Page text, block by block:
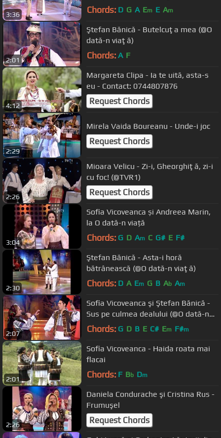
3:36
dată-n viaţă)
Chords: D G A Em E Am
2:01
Ştefan Bănică - Butelcuţa mea (@O
dată-n viaţă)
Chords: A F
4:12
Margareta Clipa - Ia te uită, asta-s
eu - Contact: 0744807876
Request Chords
2:29
Mirela Vaida Boureanu - Unde-i joc
Request Chords
2:26
Mioara Velicu - Zi-i, Gheorghiţă, zi-i
cu foc! (@TVR1)
Request Chords
3:04
Sofia Vicoveanca și Andreea Marin,
la O dată-n viață
Chords: G D Am C G# E F#
2:30
Ştefan Bănică - Asta-i horă
bătrânească (@O dată-n viaţă)
Chords: D A Em G B Ab Am
2:07
Sofia Vicoveanca şi Ştefan Bănică -
Sus pe culmea dealului (@O dată-n
viaţă)
Chords: G D B E C# Em F#m
2:01
Sofia Vicoveanca - Haida roata mai
flacai
Chords: F Bb Dm
2:26
Daniela Condurache şi Cristina Rus -
Frumuşel
Request Chords